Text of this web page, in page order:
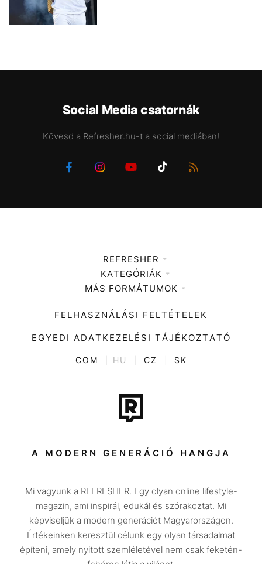
Social Media csatornák
Kövesd a Refresher.hu-t a social mediában!
REFRESHER
Médiaajánlat
KATEGÓRIÁK
Zene
Divat
Kultúra
ENTR
Tech-Tudomány
Sport
Társadalom
Utazás
Életmód
Design
MÁS FORMÁTUMOK
FELHASZNÁLÁSI FELTÉTELEK
EGYEDI ADATKEZELÉSI TÁJÉKOZTATÓ
COM HU CZ SK
A MODERN GENERÁCIÓ HANGJA
Mi vagyunk a REFRESHER. Egy olyan online lifestyle-
magazin, ami inspirál, edukál és szórakoztat. Mi
képviseljük a modern generációt Magyarországon.
Értékeinken keresztül célunk egy olyan társadalmat
építeni, amely nyitott szemléletével nem csak feketén-